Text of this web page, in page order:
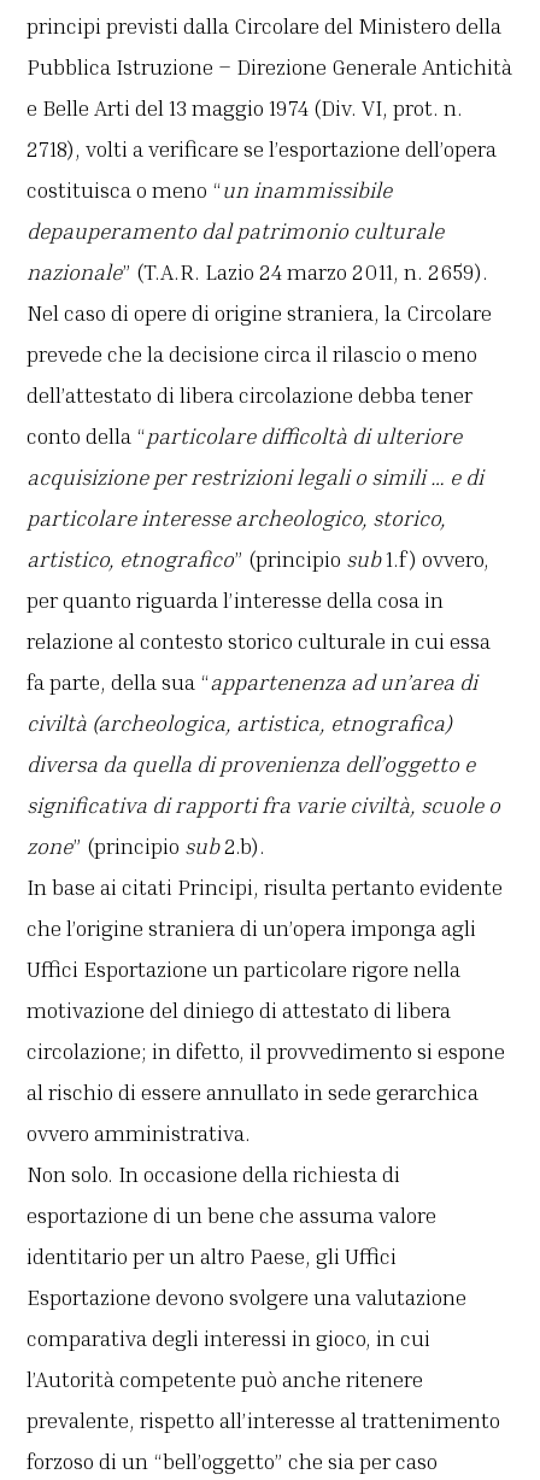
principi previsti dalla Circolare del Ministero della
Pubblica Istruzione – Direzione Generale Antichità
e Belle Arti del 13 maggio 1974 (Div. VI, prot. n.
2718), volti a verificare se l’esportazione dell’opera
costituisca o meno “un inammissibile
depauperamento dal patrimonio culturale
nazionale” (T.A.R. Lazio 24 marzo 2011, n. 2659).
Nel caso di opere di origine straniera, la Circolare
prevede che la decisione circa il rilascio o meno
dell’attestato di libera circolazione debba tener
conto della “particolare difficoltà di ulteriore
acquisizione per restrizioni legali o simili … e di
particolare interesse archeologico, storico,
artistico, etnografico” (principio sub1.f) ovvero,
per quanto riguarda l’interesse della cosa in
relazione al contesto storico culturale in cui essa
fa parte, della sua “appartenenza ad un’area di
civiltà (archeologica, artistica, etnografica)
diversa da quella di provenienza dell’oggetto e
significativa di rapporti fra varie civiltà, scuole o
zone” (principio sub2.b).
In base ai citati Principi, risulta pertanto evidente
che l’origine straniera di un’opera imponga agli
Uffici Esportazione un particolare rigore nella
motivazione del diniego di attestato di libera
circolazione; in difetto, il provvedimento si espone
al rischio di essere annullato in sede gerarchica
ovvero amministrativa.
Non solo. In occasione della richiesta di
esportazione di un bene che assuma valore
identitario per un altro Paese, gli Uffici
Esportazione devono svolgere una valutazione
comparativa degli interessi in gioco, in cui
l’Autorità competente può anche ritenere
prevalente, rispetto all’interesse al trattenimento
forzoso di un “bell’oggetto” che sia per caso